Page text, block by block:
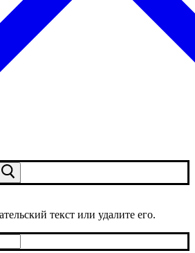
текст или удалите его.